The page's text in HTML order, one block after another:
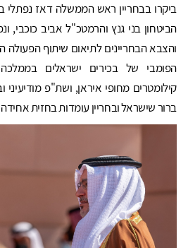
ביקרו בבחריין ראש הממשלה דאז נפתלי
הביטחון בני גנץ והרמטכ"ל אביב כוכבי,
והצבא הבחריינים לתיאום שיתוף הפעולה
הפומבי של בכירים ישראלים
קילומטרים מחופי איראן, ושת"פ
ברור שישראל ובחריין עומדות בחזית